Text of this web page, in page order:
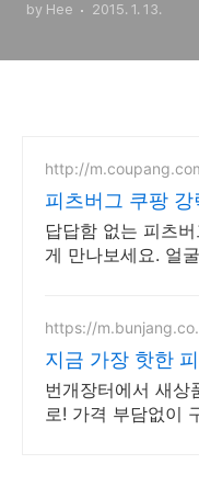
by Hee 2015. 1. 13.
http://
피츠버그 쿠팡
답답함 없는 피츠
게 만나보세요. 얼
https://
지금 가장 핫한
최대 브랜드 중고
번개장터에서 새상
로! 가격 부담없이